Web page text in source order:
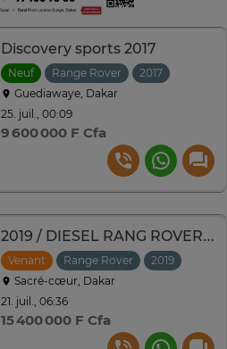
Discovery sports 2017
Neuf Range Rover 2017
Guediawaye, Dakar
25. juil., 00:09
9 600 000 F Cfa
2019 / DIESEL RANG ROVER SPOrT
Venant Range Rover 2019
Sacré-cœur, Dakar
21. juil., 06:36
15 400 000 F Cfa